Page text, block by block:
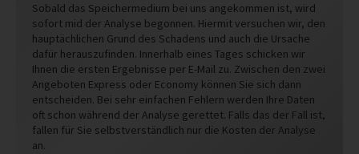
Sobald das Speichermedium bei uns angekommen ist, wird
sofort mid der Analyse begonnen. Hiermit versuchen wir, den
hauptächlichen Grund des Schadens und auch die Ursache
dafür herauszufinden. Innerhalb eines Tages schicken wir
Ihnen die ersten Ergebnisse per E-Mail zu. Zwischen den zwei
Angeboten Express oder Economy können Sie sich dann
entscheiden. Bei sehr einfachen Fehlern werden Ihre Daten
oft schon während der Analyse gerettet. Falls das der Fall ist,
fallen für Sie selbstverständlich nur die Kosten der Analyse
an.